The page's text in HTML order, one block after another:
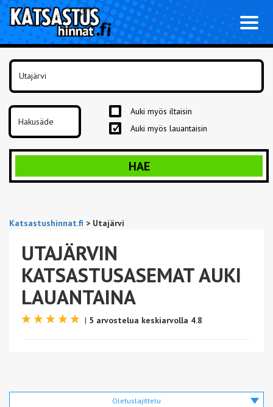
Auki myös iltaisin
Auki myös lauantaisin
HAE
Katsastushinnat.fi > Utajärvi
UTAJÄRVIN
KATSASTUSASEMAT AUKI
LAUANTAINA
| 5 arvostelua keskiarvolla 4.8
Oletuslajittelu